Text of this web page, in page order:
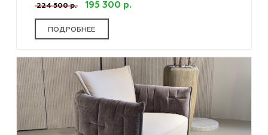
224 500 р. 195 300 р.
ПОДРОБНЕЕ